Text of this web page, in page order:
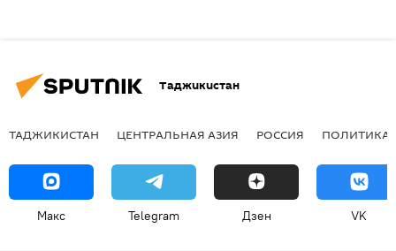
Таджикистан
ТАДЖИКИСТАН ЦЕНТРАЛЬНАЯ АЗИЯ РОССИЯ ПОЛИТИКА
Макс Telegram Дзен VK